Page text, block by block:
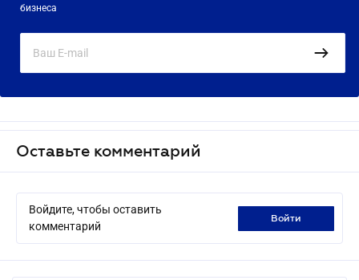
бизнеса
Оставьте комментарий
Войдите, чтобы оставить
комментарий
войти